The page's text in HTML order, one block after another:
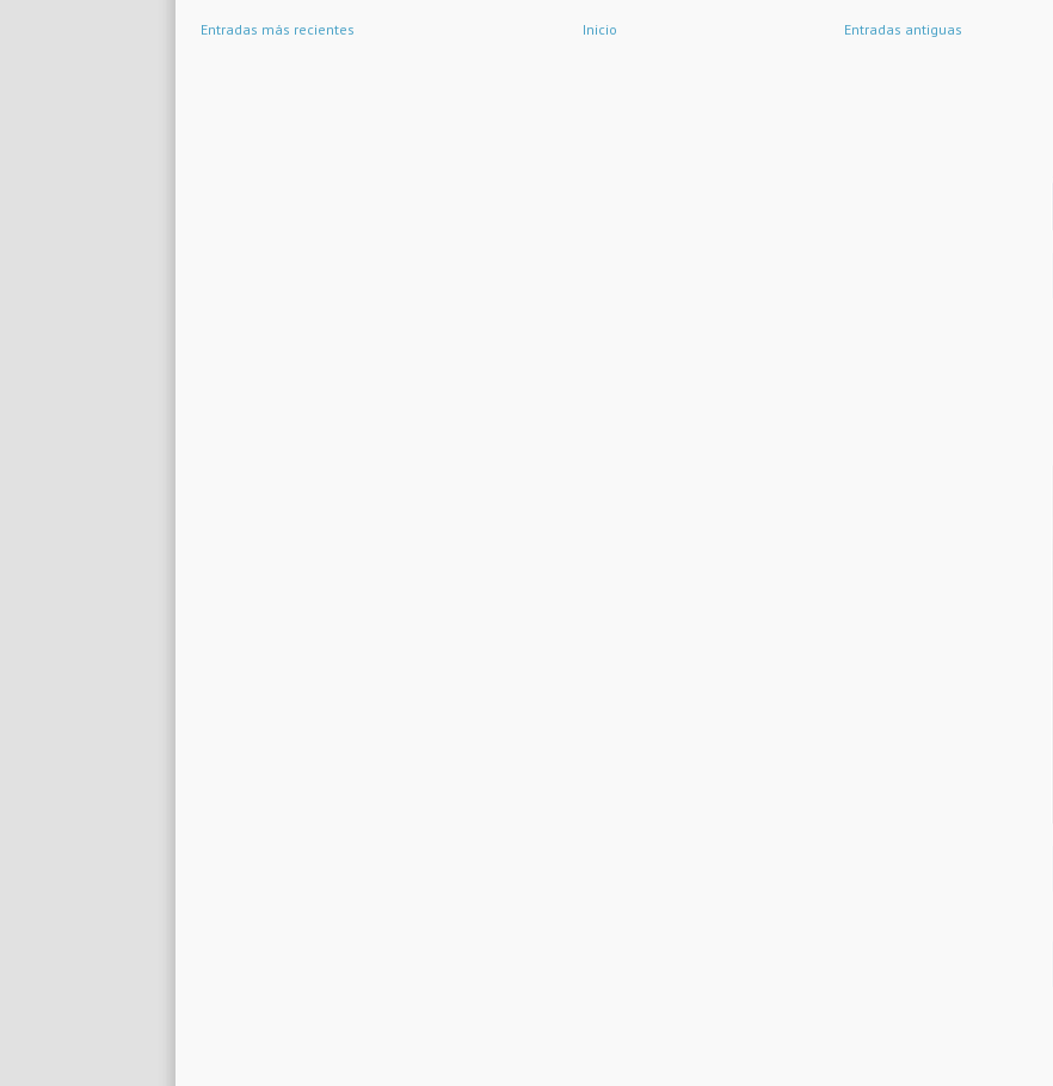
Entradas más recientes Entradas antiguas
Inicio